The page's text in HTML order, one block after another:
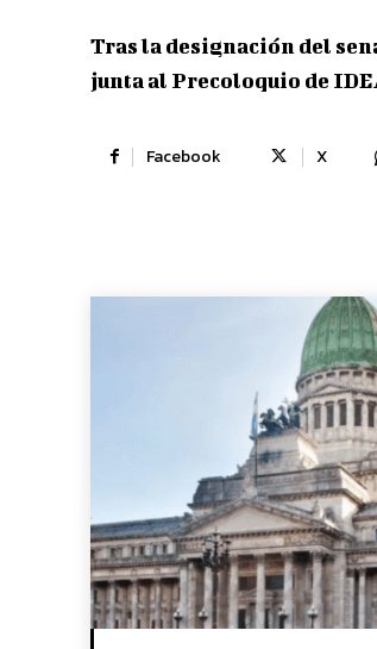
Tras la designación del
junta al Precoloquio de
Facebook X